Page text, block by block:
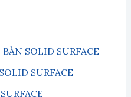
SOLID SURFACE
SURFACE